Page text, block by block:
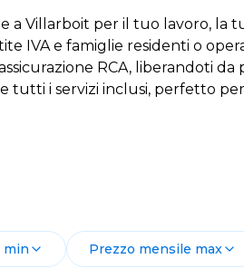
a Villarboit per il tuo lavoro, la
IVA e famiglie residenti o
RCA, liberandoti
tutti i servizi inclusi, perfetto
min Prezzo mensile max